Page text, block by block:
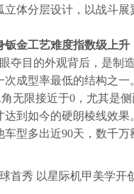
立体分层设计，以战斗
钣金工艺难度指数级上升
夺目的外观背后，是制
次成型率最低的结构之
无限接近于0，尤其是
达到如今的硬朗棱线效
车型多出近90天，数千